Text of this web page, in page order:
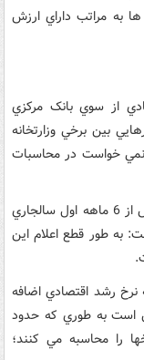
به مراتب داراي ارزش
از سوي بانک مرکزي
بين برخي وزارتخانه
نمي خواست در محاسبات
وي با تاکيد بر اينکه در آينده بسيار نزديک و پيش از 6 ماهه اول سالجاري
به طور قطع اعلام اين
نرخ رشد اقتصادي اضافه
است به طوري که حدود
را محاسبه مي کنند؛